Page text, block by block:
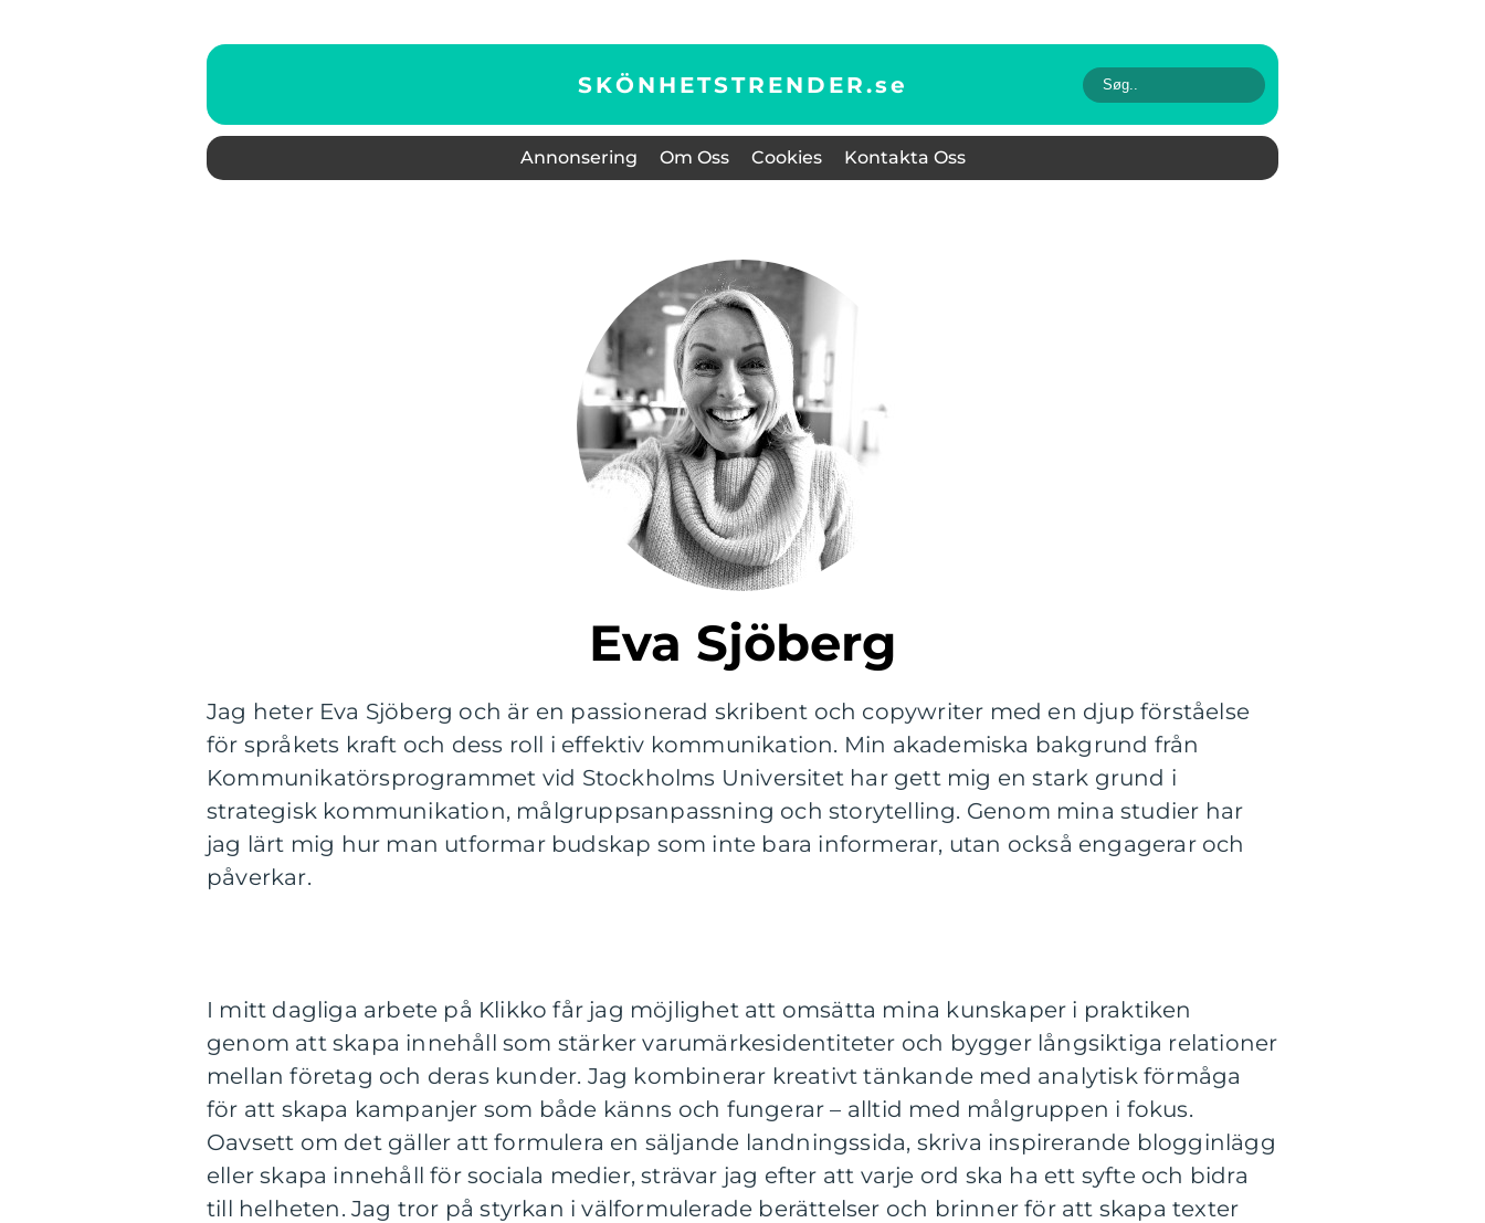
SKÖNHETSTRENDER.se
Annonsering Om Oss Cookies Kontakta Oss
Eva Sjöberg
Jag heter Eva Sjöberg och är en passionerad skribent och copywriter med en djup förståelse
för språkets kraft och dess roll i effektiv kommunikation. Min akademiska bakgrund från
Kommunikatörsprogrammet vid Stockholms Universitet har gett mig en stark grund i
strategisk kommunikation, målgruppsanpassning och storytelling. Genom mina studier har
jag lärt mig hur man utformar budskap som inte bara informerar, utan också engagerar och
påverkar.
I mitt dagliga arbete på Klikko får jag möjlighet att omsätta mina kunskaper i praktiken
genom att skapa innehåll som stärker varumärkesidentiteter och bygger långsiktiga relationer
mellan företag och deras kunder. Jag kombinerar kreativt tänkande med analytisk förmåga
för att skapa kampanjer som både känns och fungerar – alltid med målgruppen i fokus.
Oavsett om det gäller att formulera en säljande landningssida, skriva inspirerande blogginlägg
eller skapa innehåll för sociala medier, strävar jag efter att varje ord ska ha ett syfte och bidra
till helheten. Jag tror på styrkan i välformulerade berättelser och brinner för att skapa texter